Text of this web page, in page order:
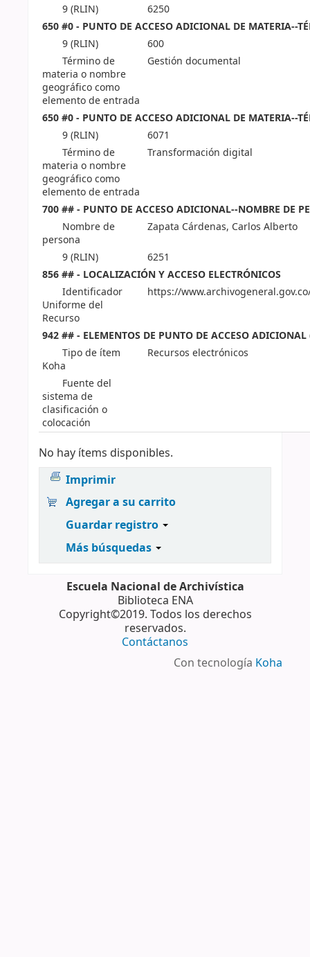
9 (RLIN)
6250
650 #0 - PUNTO DE ACCESO ADICIONAL DE MATERIA--
9 (RLIN)
600
Término de
materia o nombre
geográfico como
elemento de entrada
Gestión documental
650 #0 - PUNTO DE ACCESO ADICIONAL DE MATERIA--
9 (RLIN)
6071
Término de
materia o nombre
geográfico como
elemento de entrada
Transformación digital
700 ## - PUNTO DE ACCESO ADICIONAL--NOMBRE DE
Nombre de
persona
Zapata Cárdenas, Carlos Alberto
9 (RLIN)
6251
856 ## - LOCALIZACIÓN Y ACCESO ELECTRÓNICOS
Identificador
Uniforme del
Recurso
https://
942 ## - ELEMENTOS DE PUNTO DE ACCESO
Tipo de ítem
Koha
Recursos electrónicos
Fuente del
sistema de
clasificación o
colocación
No hay ítems disponibles.
Imprimir
Agregar a su carrito
Guardar registro
Más búsquedas
Escuela Nacional de Archivística
Biblioteca ENA
Copyright©2019. Todos los derechos
reservados.
Contáctanos
Con tecnología Koha